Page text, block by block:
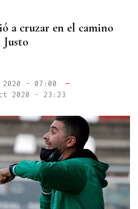
a cruzar en el camino
2020 - 07:00
—
2020 - 23:23